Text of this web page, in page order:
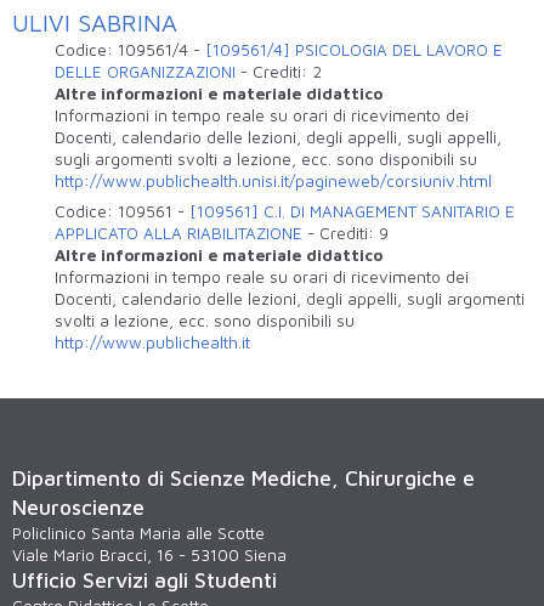
ULIVI SABRINA
Codice: 109561/4 - [109561/4] PSICOLOGIA DEL LAVORO E
DELLE ORGANIZZAZIONI - Crediti: 2
Altre informazioni e materiale didattico
Informazioni in tempo reale su orari di ricevimento dei
Docenti, calendario delle lezioni, degli appelli, sugli appelli,
sugli argomenti svolti a lezione, ecc. sono disponibili su
http://www.publichealth.unisi.it/pagineweb/corsiuniv.html
Codice: 109561 - [109561] C.I. DI MANAGEMENT SANITARIO E
APPLICATO ALLA RIABILITAZIONE - Crediti: 9
Altre informazioni e materiale didattico
Informazioni in tempo reale su orari di ricevimento dei
Docenti, calendario delle lezioni, degli appelli, sugli argomenti
svolti a lezione, ecc. sono disponibili su
http://www.publichealth.it
Dipartimento di Scienze Mediche, Chirurgiche e
Neuroscienze
Policlinico Santa Maria alle Scotte
Viale Mario Bracci, 16 - 53100 Siena
Ufficio Servizi agli Studenti